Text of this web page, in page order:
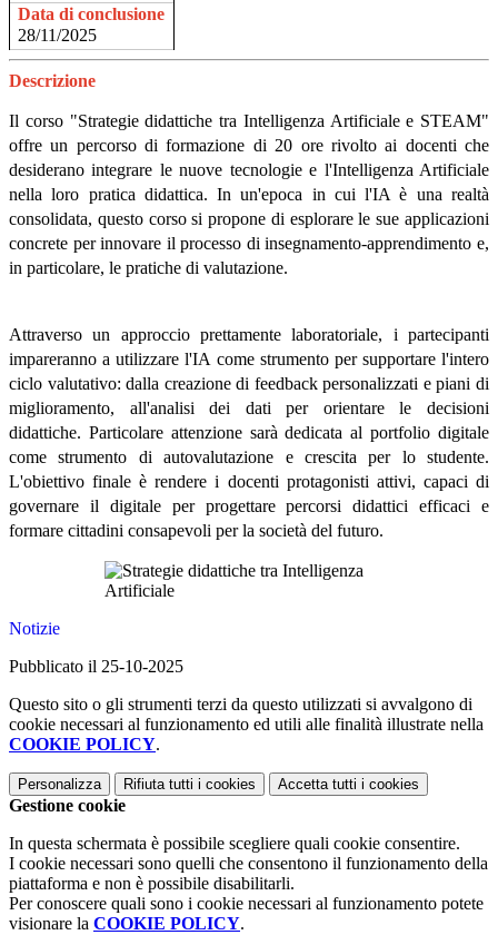
Data di conclusione
28/11/2025
Descrizione
Il corso "Strategie didattiche tra Intelligenza Artificiale e STEAM"
offre un percorso di formazione di 20 ore rivolto ai docenti che
desiderano integrare le nuove tecnologie e l'Intelligenza Artificiale
nella loro pratica didattica. In un'epoca in cui l'IA è una realtà
consolidata, questo corso si propone di esplorare le sue applicazioni
concrete per innovare il processo di insegnamento-apprendimento e,
in particolare, le pratiche di valutazione.
Attraverso un approccio prettamente laboratoriale, i partecipanti
impareranno a utilizzare l'IA come strumento per supportare l'intero
ciclo valutativo: dalla creazione di feedback personalizzati e piani di
miglioramento, all'analisi dei dati per orientare le decisioni
didattiche. Particolare attenzione sarà dedicata al portfolio digitale
come strumento di autovalutazione e crescita per lo studente.
L'obiettivo finale è rendere i docenti protagonisti attivi, capaci di
governare il digitale per progettare percorsi didattici efficaci e
formare cittadini consapevoli per la società del futuro.
Notizie
Pubblicato il 25-10-2025
Questo sito o gli strumenti terzi da questo utilizzati si avvalgono di
cookie necessari al funzionamento ed utili alle finalità illustrate nella
COOKIE POLICY.
Personalizza Rifiuta tutti i cookies Accetta tutti i cookies
Gestione cookie
In questa schermata è possibile scegliere quali cookie consentire.
I cookie necessari sono quelli che consentono il funzionamento della
piattaforma e non è possibile disabilitarli.
Per conoscere quali sono i cookie necessari al funzionamento potete
visionare la COOKIE POLICY.